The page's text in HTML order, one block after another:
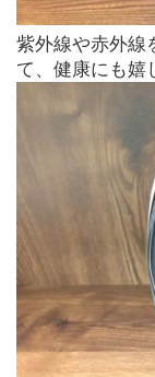
紫外線や赤外線
て、健康にも嬉